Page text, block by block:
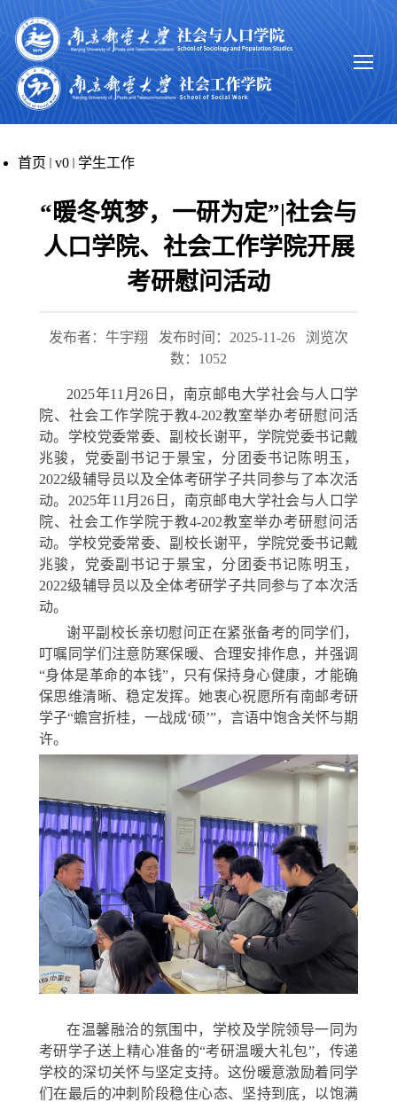
首页 v0 学生工作
“暖冬筑梦，一研为定”|社会与
人口学院、社会工作学院开展
考研慰问活动
发布者：牛宇翔 发布时间：2025-11-26
浏览次
数： 1052
2025年11 月 26 日，南京邮电大学社会与人口学
院、社会工作学院于教4-202教室举办考研慰问活
动。学校党委常委、副校长谢平，学院党委书记戴
兆骏，党委副书记于景宝，分团委书记陈明玉，
2022级辅导员以及全体考研学子共同参与了本次活
动。 2025年11 月 26 日，南京邮电大学社会与人口学
院、社会工作学院于教4-202教室举办考研慰问活
动。学校党委常委、副校长谢平，学院党委书记戴
兆骏，党委副书记于景宝，分团委书记陈明玉，
2022级辅导员以及全体考研学子共同参与了本次活
动。
谢平副校长亲切慰问正在紧张备考的同学们，
叮嘱同学们注意防寒保暖、合理安排作息，并强调
“身体是革命的本钱”，只有保持身心健康，才能确
保思维清晰、稳定发挥。她衷心祝愿所有南邮考研
学子“蟾宫折桂，一战成‘硕’”，言语中饱含关怀与期
许。
在温馨融洽的氛围中，学校及学院领导一同为
考研学子送上精心准备的“考研温暖大礼包”，传递
学校的深切关怀与坚定支持。这份暖意激励着同学
们在最后的冲刺阶段稳住心态、坚持到底，以饱满